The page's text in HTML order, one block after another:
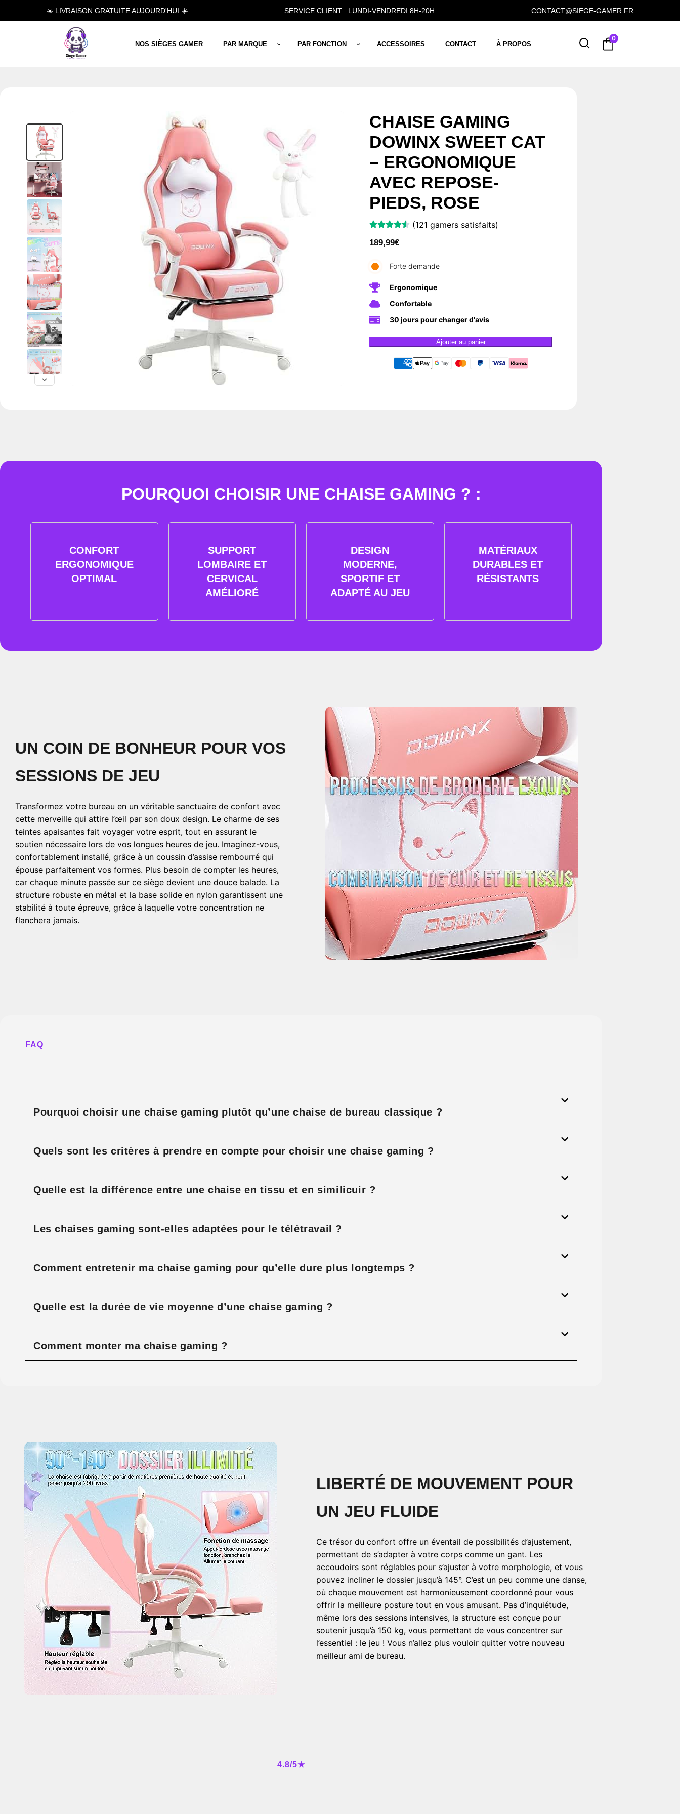
☀️ LIVRAISON GRATUITE AUJOURD'HUI ☀️ SERVICE CLIENT : LUNDI-VENDREDI 8H-20H CONTACT@SIEGE-GAMER.FR
NOS SIÈGES GAMER PAR MARQUE PAR FONCTION ACCESSOIRES CONTACT À PROPOS
0
CHAISE GAMING
DOWINX SWEET CAT
– ERGONOMIQUE
AVEC REPOSE-
PIEDS, ROSE
(121 gamers satisfaits)
189,99€
Forte demande
Ergonomique
Confortable
30 jours pour changer d'avis
Ajouter au panier
POURQUOI CHOISIR UNE CHAISE GAMING ? :
CONFORT
ERGONOMIQUE
OPTIMAL
SUPPORT
LOMBAIRE ET
CERVICAL
AMÉLIORÉ
DESIGN
MODERNE,
SPORTIF ET
ADAPTÉ AU JEU
MATÉRIAUX
DURABLES ET
RÉSISTANTS
UN COIN DE BONHEUR POUR VOS
SESSIONS DE JEU
Transformez votre bureau en un véritable sanctuaire de confort avec
cette merveille qui attire l’œil par son doux design. Le charme de ses
teintes apaisantes fait voyager votre esprit, tout en assurant le
soutien nécessaire lors de vos longues heures de jeu. Imaginez-vous,
confortablement installé, grâce à un coussin d’assise rembourré qui
épouse parfaitement vos formes. Plus besoin de compter les heures,
car chaque minute passée sur ce siège devient une douce balade. La
structure robuste en métal et la base solide en nylon garantissent une
stabilité à toute épreuve, grâce à laquelle votre concentration ne
flanchera jamais.
FAQ
Pourquoi choisir une chaise gaming plutôt qu’une chaise de bureau classique ?
Quels sont les critères à prendre en compte pour choisir une chaise gaming ?
Quelle est la différence entre une chaise en tissu et en similicuir ?
Les chaises gaming sont-elles adaptées pour le télétravail ?
Comment entretenir ma chaise gaming pour qu’elle dure plus longtemps ?
Quelle est la durée de vie moyenne d’une chaise gaming ?
Comment monter ma chaise gaming ?
LIBERTÉ DE MOUVEMENT POUR
UN JEU FLUIDE
Ce trésor du confort offre un éventail de possibilités d’ajustement,
permettant de s’adapter à votre corps comme un gant. Les
accoudoirs sont réglables pour s’ajuster à votre morphologie, et vous
pouvez incliner le dossier jusqu’à 145°. C’est un peu comme une danse,
où chaque mouvement est harmonieusement coordonné pour vous
offrir la meilleure posture tout en vous amusant. Pas d’inquiétude,
même lors des sessions intensives, la structure est conçue pour
soutenir jusqu’à 150 kg, vous permettant de vous concentrer sur
l’essentiel : le jeu ! Vous n’allez plus vouloir quitter votre nouveau
meilleur ami de bureau.
4.8/5★